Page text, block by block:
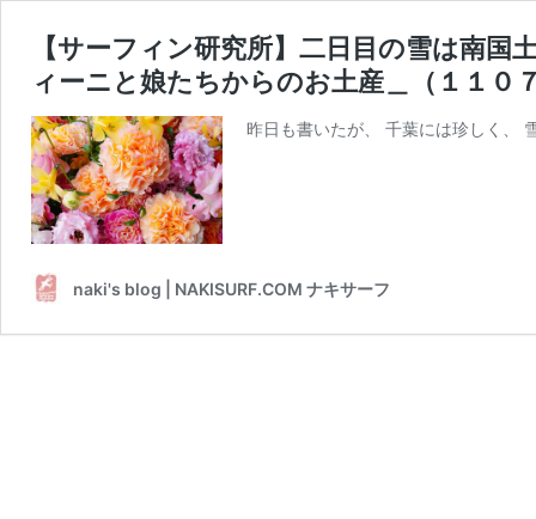
【サーフィン研究所】二日目の雪は南
ィーニと娘たちからのお土産＿（１１０
昨日も書いたが、 千葉には珍しく、
naki's blog | NAKISURF.COM ナキサーフ